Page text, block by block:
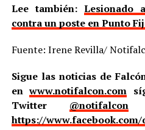
Lee también: Lesionado
contra un poste en Punto
Fuente: Irene Revilla/
Sigue las noticias de
enwww.notifalcon.com
Twitter @notifalcon
https://